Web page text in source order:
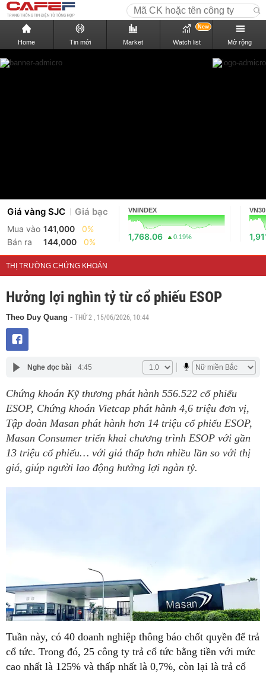
Home Tin mới Market Watch list
New
Mở rộng
Giá vàng SJC Giá bạc
Mua vào 141,000
0%
Bán ra
144,000 0%
VNINDEX
1,768.06 0.19%
VN30
THỊ TRƯỜNG CHỨNG KHOÁN
Hưởng lợi nghìn tỷ từ cổ phiếu ESOP
Theo Duy Quang - THỨ 2 , 15/06/2026, 10:44
Nghe đọc bài 4:45
Chứng khoán Kỹ thương phát hành 556.522 cổ phiếu
ESOP, Chứng khoán Vietcap phát hành 4,6 triệu đơn vị,
Tập đoàn Masan phát hành hơn 14 triệu cổ phiếu ESOP,
Masan Consumer triển khai chương trình ESOP với gần
13 triệu cổ phiếu… với giá thấp hơn nhiều lần so với thị
giá, giúp người lao động hưởng lợi ngàn tỷ.
Tuần này, có 40 doanh nghiệp thông báo chốt quyền để trả
cổ tức. Trong đó, 25 công ty trả cổ tức bằng tiền với mức
cao nhất là 125% và thấp nhất là 0,7%, còn lại là trả cổ